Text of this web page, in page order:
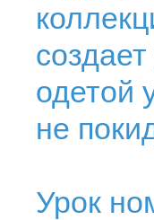
одетой
не
Урок